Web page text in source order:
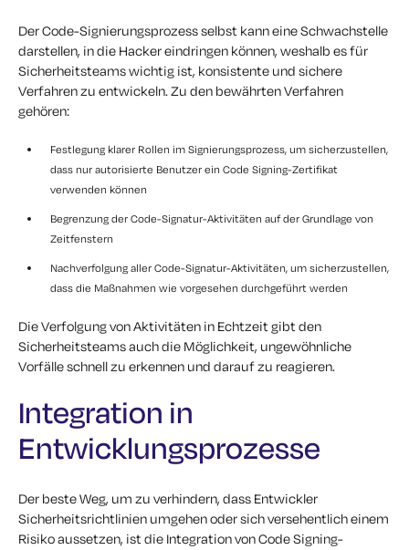
Der Code-Signierungsprozess selbst kann eine Schwachstelle
darstellen, in die Hacker eindringen können, weshalb es für
Sicherheitsteams wichtig ist, konsistente und sichere
Verfahren zu entwickeln. Zu den bewährten Verfahren
gehören:
Festlegung klarer Rollen im Signierungsprozess, um sicherzustellen,
dass nur autorisierte Benutzer ein Code Signing-Zertifikat
verwenden können
Begrenzung der Code-Signatur-Aktivitäten auf der Grundlage von
Zeitfenstern
Nachverfolgung aller Code-Signatur-Aktivitäten, um sicherzustellen,
dass die Maßnahmen wie vorgesehen durchgeführt werden
Die Verfolgung von Aktivitäten in Echtzeit gibt den
Sicherheitsteams auch die Möglichkeit, ungewöhnliche
Vorfälle schnell zu erkennen und darauf zu reagieren.
Integration in
Entwicklungsprozesse
Der beste Weg, um zu verhindern, dass Entwickler
Sicherheitsrichtlinien umgehen oder sich versehentlich einem
Risiko aussetzen, ist die Integration von Code Signing-